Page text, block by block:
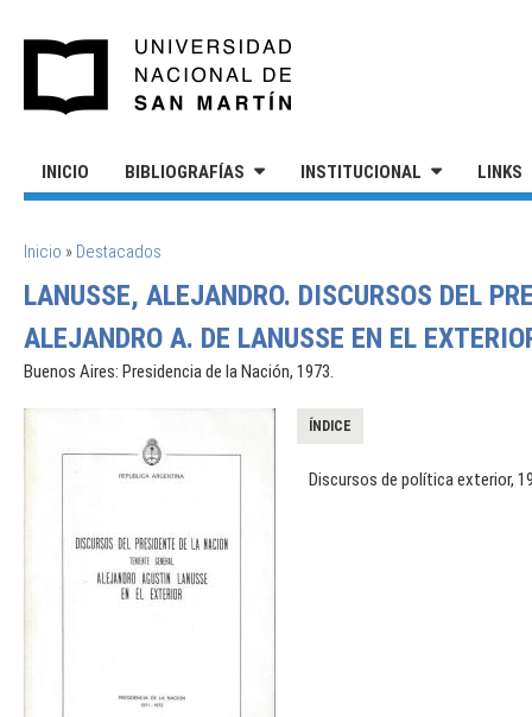
INICIO BIBLIOGRAFÍAS INSTITUCIONAL LINKS
SE ENCUENTRA USTED AQUÍ
Inicio » Destacados
LANUSSE, ALEJANDRO. DISCURSOS DEL
ALEJANDRO A. DE LANUSSE EN EL
Buenos Aires: Presidencia de la Nación, 1973.
ÍNDICE
Discursos de política exterior,